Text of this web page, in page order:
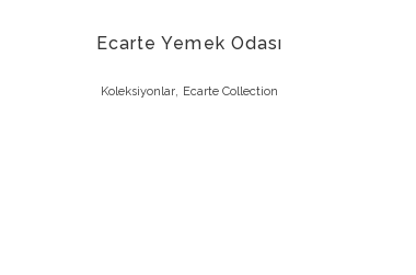
Ecarte Yemek Odası
Koleksiyonlar Ecarte Collection